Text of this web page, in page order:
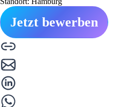
Jetzt bewerben